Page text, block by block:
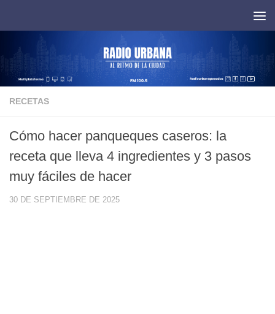
RECETAS
Cómo hacer panqueques caseros: la
receta que lleva 4 ingredientes y 3 pasos
muy fáciles de hacer
30 DE SEPTIEMBRE DE 2025